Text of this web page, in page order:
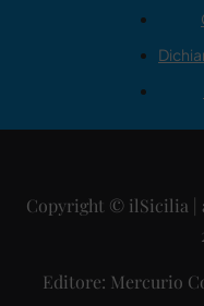
Copyright © ilSicilia |
Editore: Mercurio